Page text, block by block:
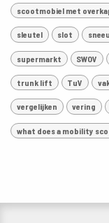
scootmobiel met
sleutel slot
supermarkt SWOV
trunk lift TuV
vergelijken vering
what does a mobility